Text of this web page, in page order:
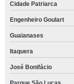
Cidade Patriarca
Engenheiro Goulart
Guaianases
Itaquera
José Bonifácio